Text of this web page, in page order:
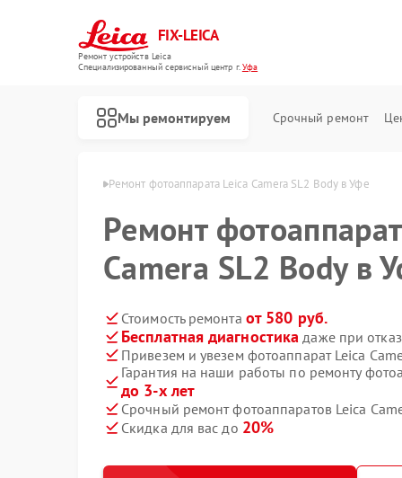
FIX-LEICA
Ремонт устройств Leica
Специализированный cервисный центр г.Уфа
Мы ремонтируем Срочный ремонт
Ремонт фотоаппарата Leica Camera SL2 Body в Уфе
Ремонт
Camera SL2 Body в
Стоимость ремонта от 580 руб.
Бесплатная диагностика даже при
Привезем и увезем фотоаппарат Leica
Гарантия на наши работы по ремонту
до 3-х лет
Срочный ремонт фотоаппаратов Leica
Скидка для вас до 20%